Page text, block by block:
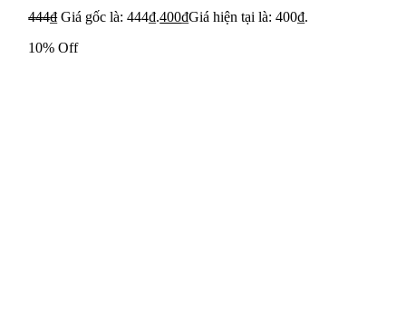
444₫ Giá gốc là: 444₫.400₫Giá hiện tại là: 400₫.
10% Off